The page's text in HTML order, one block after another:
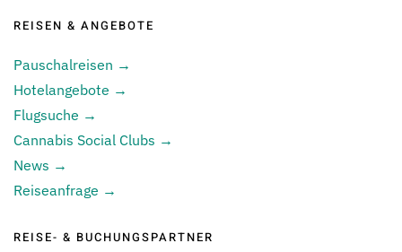
REISEN & ANGEBOTE
Pauschalreisen →
Hotelangebote →
Flugsuche →
Cannabis Social Clubs →
News →
Reiseanfrage →
REISE- & BUCHUNGSPARTNER